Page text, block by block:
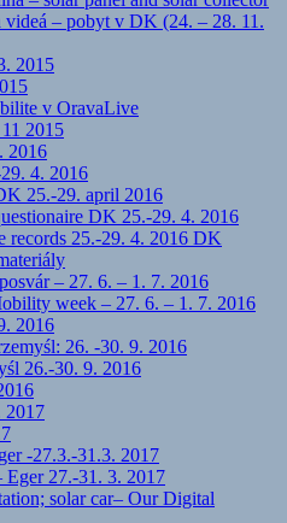
videá – pobyt v DK (24. – 28. 11.
2015
v OravaLive
2015
2016
4. 2016
25.-29. april 2016
DK 25.-29. 4. 2016
records 25.-29. 4. 2016 DK
– 27. 6. – 1. 7. 2016
week – 27. 6. – 1. 7. 2016
2016
26. -30. 9. 2016
26.-30. 9. 2016
2017
-27.3.-31.3. 2017
Eger 27.-31. 3. 2017
solar car– Our Digital